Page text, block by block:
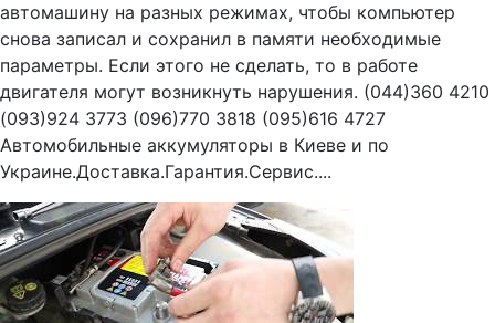
автомашину на разных режимах, чтобы компьютер
снова записал и сохранил в памяти необходимые
параметры. Если этого не сделать, то в работе
двигателя могут возникнуть нарушения. (044)360 4210
(093)924 3773 (096)770 3818 (095)616 4727
Автомобильные аккумуляторы в Киеве и по
Украине.Доставка.Гарантия.Сервис....